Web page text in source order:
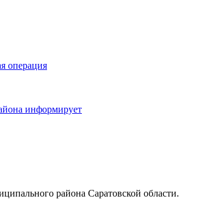
операция
информирует
района Саратовской области.